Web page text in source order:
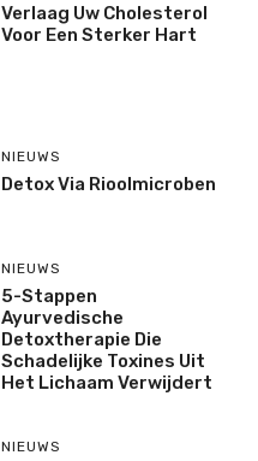
Verlaag Uw Cholesterol
Voor Een Sterker Hart
NIEUWS
Detox Via Rioolmicroben
NIEUWS
5-Stappen
Ayurvedische
Detoxtherapie Die
Schadelijke Toxines Uit
Het Lichaam Verwijdert
NIEUWS